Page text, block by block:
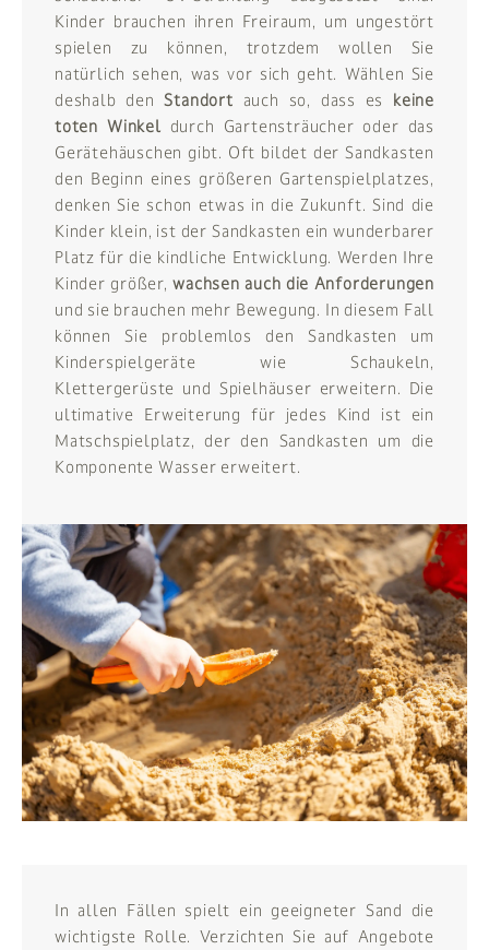
Kinder brauchen ihren Freiraum, um ungestört
spielen zu können, trotzdem wollen Sie
natürlich sehen, was vor sich geht. Wählen Sie
deshalb denStandort auch so, dass es
keine
toten Winkel durch Gartensträucher oder das
Gerätehäuschen gibt. Oft bildet der Sandkasten
den Beginn eines größeren Gartenspielplatzes,
denken Sie schon etwas in die Zukunft. Sind die
Kinder klein, ist der Sandkasten ein wunderbarer
Platz für die kindliche Entwicklung. Werden Ihre
Kinder größer,wachsen auch die Anforderungen
und sie brauchen mehr Bewegung. In diesem Fall
können Sie problemlos den Sandkasten um
Kinderspielgeräte wie Schaukeln,
Klettergerüste und Spielhäuser erweitern. Die
ultimative Erweiterung für jedes Kind ist ein
Matschspielplatz, der den Sandkasten um die
Komponente Wasser erweitert.
In allen Fällen spielt ein geeigneter Sand die
wichtigste Rolle. Verzichten Sie auf Angebote